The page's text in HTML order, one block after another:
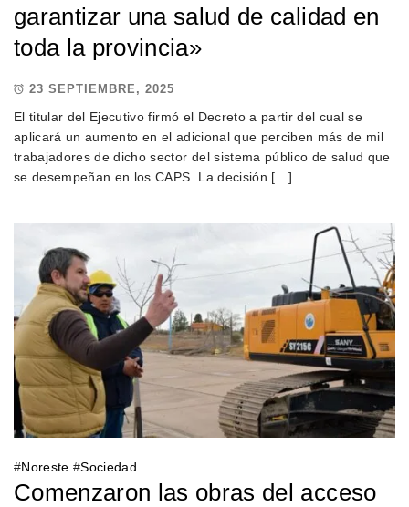
garantizar una salud de calidad en
toda la provincia»
23 SEPTIEMBRE, 2025
El titular del Ejecutivo firmó el Decreto a partir del cual se
aplicará un aumento en el adicional que perciben más de mil
trabajadores de dicho sector del sistema público de salud que
se desempeñan en los CAPS. La decisión […]
#Noreste #Sociedad
Comenzaron las obras del acceso